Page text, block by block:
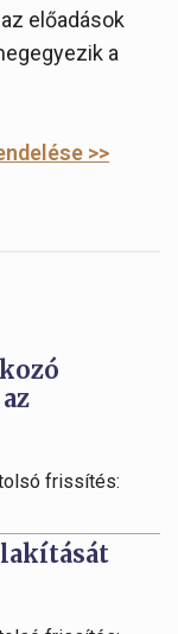
előadások
a
>>
frissítés: